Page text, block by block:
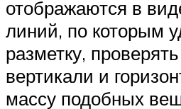
отображаются в
линий, по которым
разметку,
вертикали и
массу подобных